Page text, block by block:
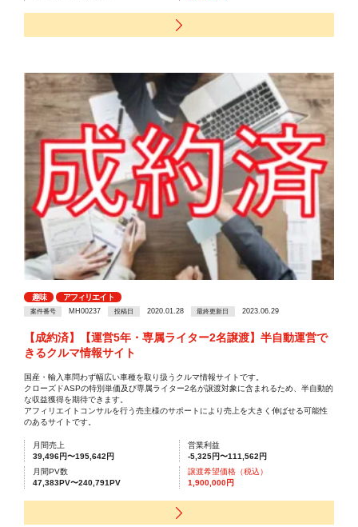
趣味 アフィリエイト
案件番号 MH00237 投稿日 2020.01.28 最終更新日 2023.06.29
【成約済】【運営5年・専属ライター2名譲渡】半自動運営で
きるクルマ情報サイト
国産・輸入車問わず幅広い車種を取り扱うクルマ情報サイトです。
クローズドASPの特別単価及び専属ライター2名が譲渡対象に含まれるため、半自動的
な収益獲得を期待できます。
アフィリエイトコンサルを行う売主様のサポートにより売上を大きく伸ばせる可能性
のあるサイトです。
月間売上
39,496円〜195,642円
営業利益
-5,325円〜111,562円
月間PV数
47,383PV〜240,791PV
譲渡希望価格（税込）
1,900,000円